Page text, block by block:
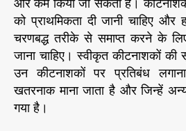
को प्राथमिकता दी जानी चाहिए और
चरणबद्ध तरीके से समाप्त करने के
जाना चाहिए। स्वीकृत कीटनाशकों की
उन कीटनाशकों पर प्रतिबंध
खतरनाक माना जाता है और जिन्हें
गया है।